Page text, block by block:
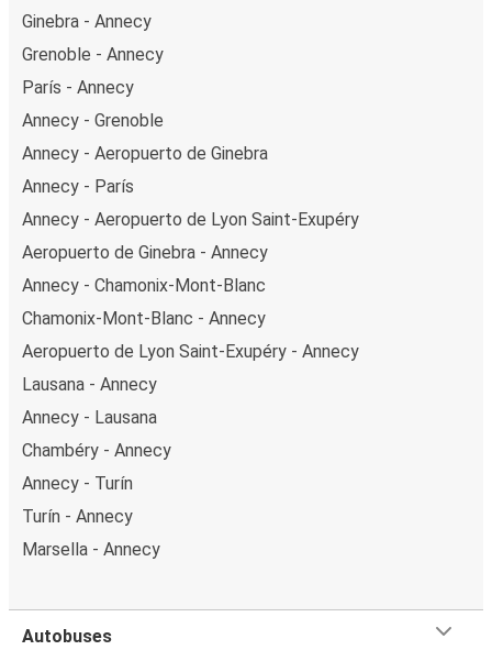
Ginebra - Annecy
Grenoble - Annecy
París - Annecy
Annecy - Grenoble
Annecy - Aeropuerto de Ginebra
Annecy - París
Annecy - Aeropuerto de Lyon Saint-Exupéry
Aeropuerto de Ginebra - Annecy
Annecy - Chamonix-Mont-Blanc
Chamonix-Mont-Blanc - Annecy
Aeropuerto de Lyon Saint-Exupéry - Annecy
Lausana - Annecy
Annecy - Lausana
Chambéry - Annecy
Annecy - Turín
Turín - Annecy
Marsella - Annecy
Autobuses